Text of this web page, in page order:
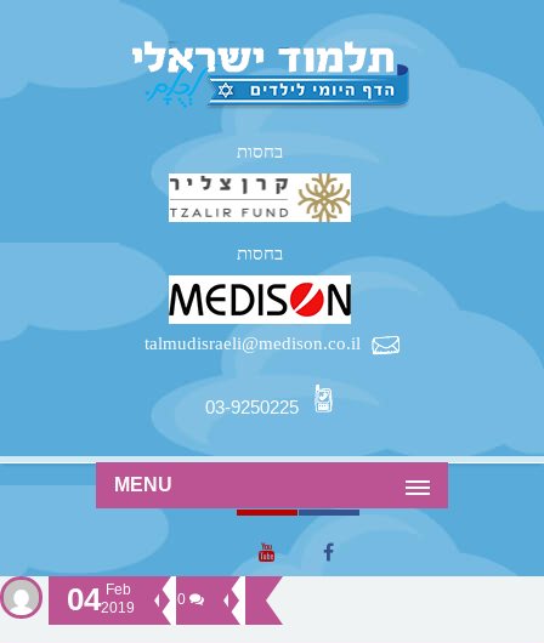
בחסות
בחסות
talmudisraeli@medison.co.il
03-9250225
MENU
04 Feb
2019
0